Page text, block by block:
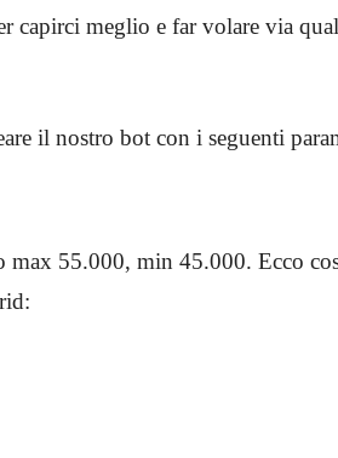
capirci meglio e far volare via
il nostro bot con i seguenti
max 55.000, min 45.000. Ecco